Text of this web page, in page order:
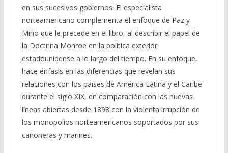
en sus sucesivos gobiernos. El especialista
norteamericano complementa el enfoque de Paz y
Miño que le precede en el libro, al describir el papel de
la Doctrina Monroe en la política exterior
estadounidense a lo largo del tiempo. En su enfoque,
hace énfasis en las diferencias que revelan sus
relaciones con los países de América Latina y el Caribe
durante el siglo XIX, en comparación con las nuevas
líneas abiertas desde 1898 con la violenta irrupción de
los monopolios norteamericanos soportados por sus
cañoneras y marines.